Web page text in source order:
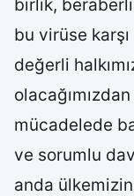
birlik,
bu virüse
değerli
mücadelede
ve sorumlu
anda